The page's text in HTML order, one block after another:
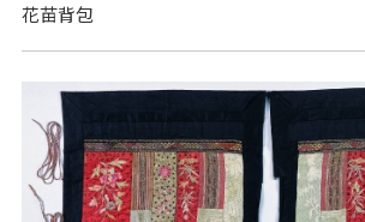
花苗背包